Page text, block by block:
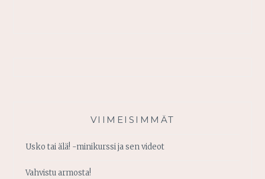
VIIMEISIMMÄT
Usko tai älä! -minikurssi ja sen videot
Vahvistu armosta!